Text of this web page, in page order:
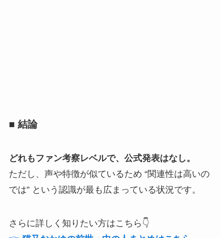
■ 結論
どれもファン考察レベルで、公式発表はなし。
ただし、声や特徴が似ているため “関連性は高いの
では” という認識が最も広まっている状況です。
さらに詳しく知りたい方はこちら👇